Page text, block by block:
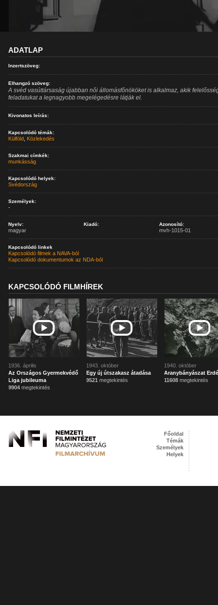
ADATLAP
Inzertszöveg:
Elhangzó szöveg:
A svéd vasúttársaság újabban női állomásfőnököket is alkalmaz, akik
feladatukat a legnagyobb megelégedésre látják el.
Kivonatos leírás:
Kapcsolódó témák:
Külföld Közlekedés
Szakmai címkék:
munkásság
Kapcsolódó helyek:
Svédország
Személyek:
-
Nyelv:
magyar
Kiadó: Azonosító:
mvh-1015-01
Kapcsolódó linkek
Kapcsolódó filmek a NAVA-ból
Kapcsolódó dokumentumok az NDA-ból
KAPCSOLÓDÓ FILMHÍREK
1936. április
Az Országos Gyermekvédő
Liga jubileuma
9904 megtekintés
1943. október
Egy új útszakasz átadása
9521 megtekintés
1940. október
Aranybányászat
11608 megtekintés
Főoldal
Témák
Személyek
Helyek